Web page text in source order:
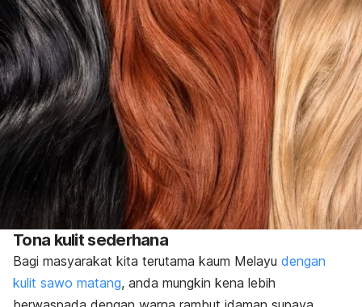
Tona kulit sederhana
Bagi masyarakat kita terutama kaum Melayu dengan
kulit sawo matang, anda mungkin kena lebih